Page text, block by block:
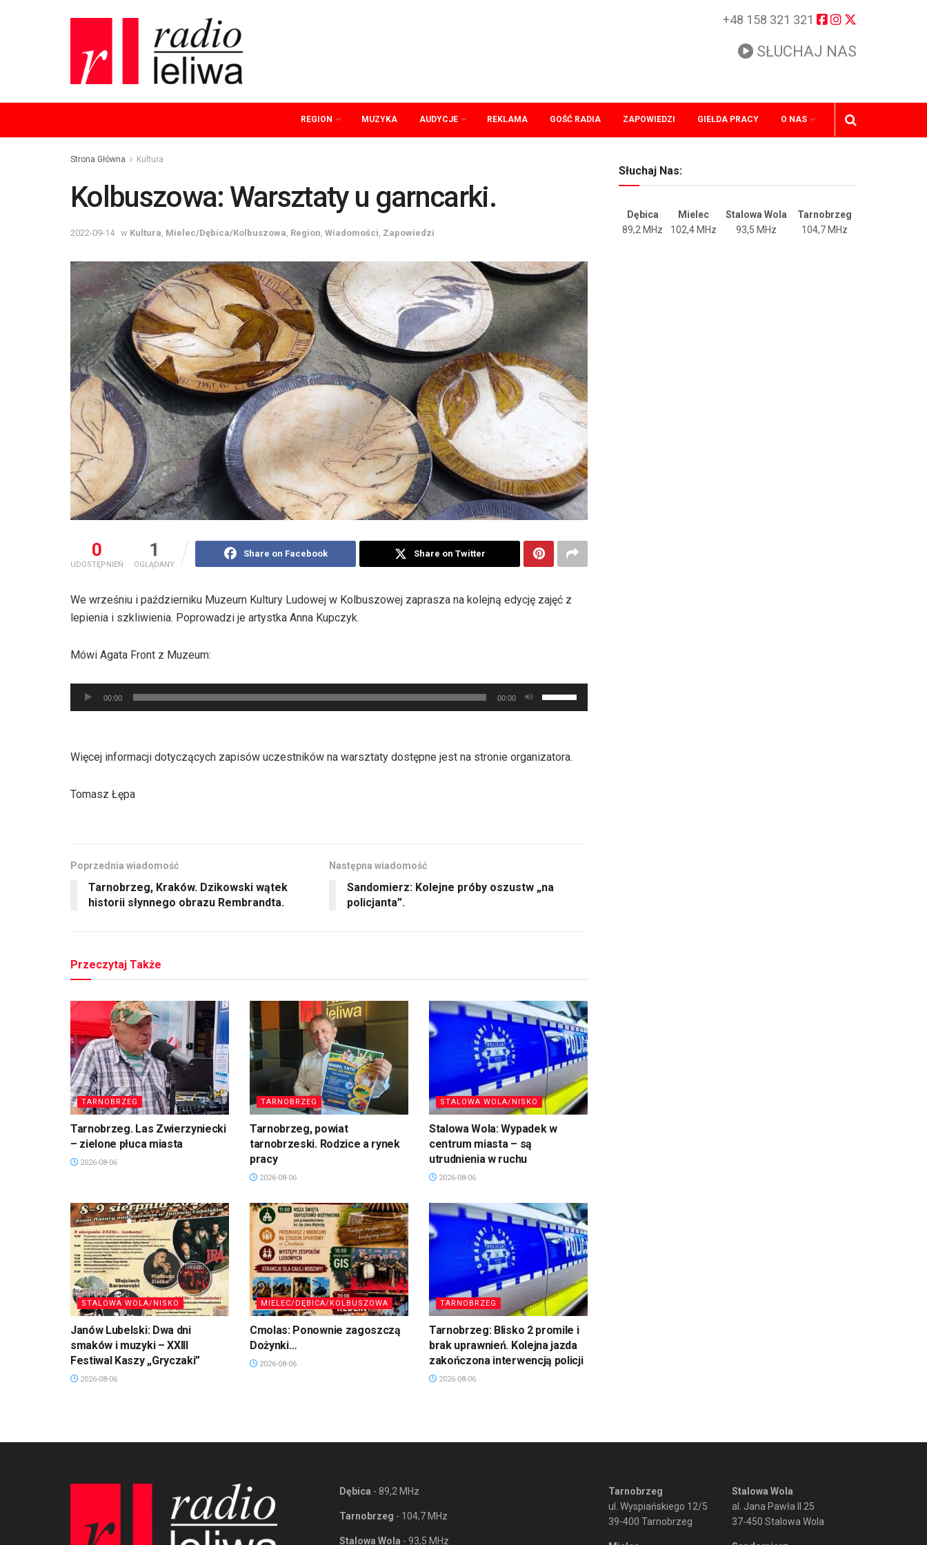
+48 158 321 321
SŁUCHAJ NAS
REGION MUZYKA AUDYCJE REKLAMA GOŚĆ RADIA ZAPOWIEDZI GIEŁDA PRACY O NAS
Strona Główna Kultura
Kolbuszowa: Warsztaty u garncarki.
2022-09-14 w Kultura Mielec/Dębica/Kolbuszowa Region Wiadomości Zapowiedzi
0
UDOSTĘPNIEŃ
1
OGLĄDANY
Share on Facebook Share on Twitter
We wrześniu i październiku Muzeum Kultury Ludowej w Kolbuszowej zaprasza na kolejną edycję zajęć z
lepienia i szkliwienia. Poprowadzi je artystka Anna Kupczyk.
Mówi Agata Front z Muzeum:
Odtwarzacz
plików
00:00 00:00
strzałek
oraz
głośność.
Więcej informacji dotyczących zapisów uczestników na warsztaty dostępne jest na stronie organizatora.
Tomasz Łępa
Poprzednia wiadomość
Tarnobrzeg, Kraków. Dzikowski wątek
historii słynnego obrazu Rembrandta.
Następna wiadomość
Sandomierz: Kolejne próby oszustw „na
policjanta”.
Przeczytaj Także
TARNOBRZEG
Tarnobrzeg. Las Zwierzyniecki
– zielone płuca miasta
2026-08-06
TARNOBRZEG
Tarnobrzeg, powiat
tarnobrzeski. Rodzice a rynek
pracy
2026-08-06
STALOWA WOLA/NISKO
Stalowa Wola: Wypadek w
centrum miasta – są
utrudnienia w ruchu
2026-08-06
STALOWA WOLA/NISKO
Janów Lubelski: Dwa dni
smaków i muzyki – XXIII
Festiwal Kaszy „Gryczaki”
2026-08-06
MIELEC/DĘBICA/KOLBUSZOWA
Cmolas: Ponownie zagoszczą
Dożynki…
2026-08-06
TARNOBRZEG
Tarnobrzeg: Blisko 2 promile i
brak uprawnień. Kolejna jazda
zakończona interwencją policji
2026-08-06
Słuchaj Nas:
Dębica Mielec Stalowa Wola
Tarnobrzeg
89,2 MHz
102,4 MHz 93,5 MHz 104,7 MHz
Dębica - 89,2 MHz
Tarnobrzeg - 104,7 MHz
Stalowa Wola - 93,5 MHz
Tarnobrzeg
ul. Wyspiańskiego 12/5
39-400 Tarnobrzeg
Stalowa Wola
al. Jana Pawła II 25
37-450 Stalowa Wola